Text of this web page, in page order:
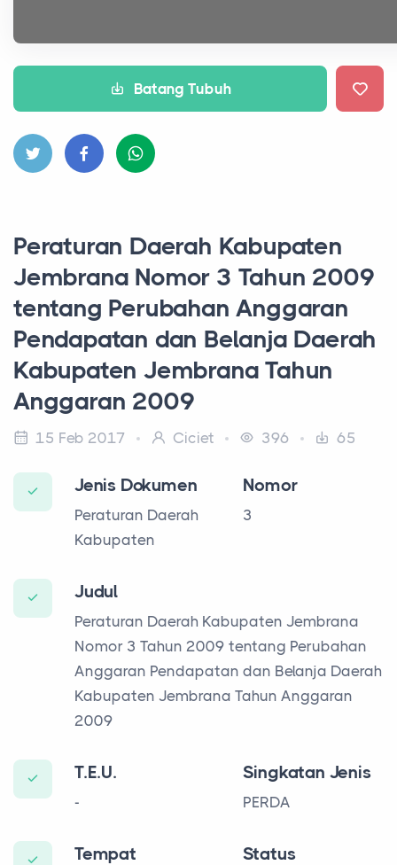
Batang Tubuh
Peraturan Daerah Kabupaten
Jembrana Nomor 3 Tahun 2009
tentang Perubahan Anggaran
Pendapatan dan Belanja Daerah
Kabupaten Jembrana Tahun
Anggaran 2009
15 Feb 2017 Ciciet 396 65
Jenis Dokumen
Peraturan Daerah
Kabupaten
Nomor
3
Judul
Peraturan Daerah Kabupaten Jembrana
Nomor 3 Tahun 2009 tentang Perubahan
Anggaran Pendapatan dan Belanja Daerah
Kabupaten Jembrana Tahun Anggaran
2009
T.E.U.
-
Singkatan Jenis
PERDA
Tempat
Status